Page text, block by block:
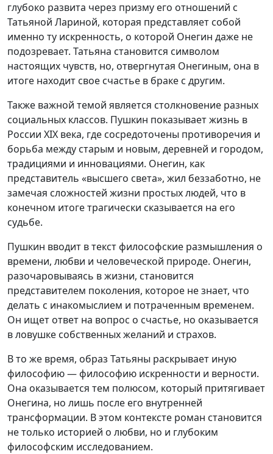
глубоко развита через призму его отношений с
Татьяной Лариной, которая представляет собой
именно ту искренность, о которой Онегин даже не
подозревает. Татьяна становится символом
настоящих чувств, но, отвергнутая Онегиным, она в
итоге находит свое счастье в браке с другим.
Также важной темой является столкновение разных
социальных классов. Пушкин показывает жизнь в
России XIX века, где сосредоточены противоречия и
борьба между старым и новым, деревней и городом,
традициями и инновациями. Онегин, как
представитель «высшего света», жил беззаботно, не
замечая сложностей жизни простых людей, что в
конечном итоге трагически сказывается на его
судьбе.
Пушкин вводит в текст философские размышления о
времени, любви и человеческой природе. Онегин,
разочаровываясь в жизни, становится
представителем поколения, которое не знает, что
делать с инакомыслием и потраченным временем.
Он ищет ответ на вопрос о счастье, но оказывается
в ловушке собственных желаний и страхов.
В то же время, образ Татьяны раскрывает иную
философию — философию искренности и верности.
Она оказывается тем полюсом, который притягивает
Онегина, но лишь после его внутренней
трансформации. В этом контексте роман становится
не только историей о любви, но и глубоким
философским исследованием.